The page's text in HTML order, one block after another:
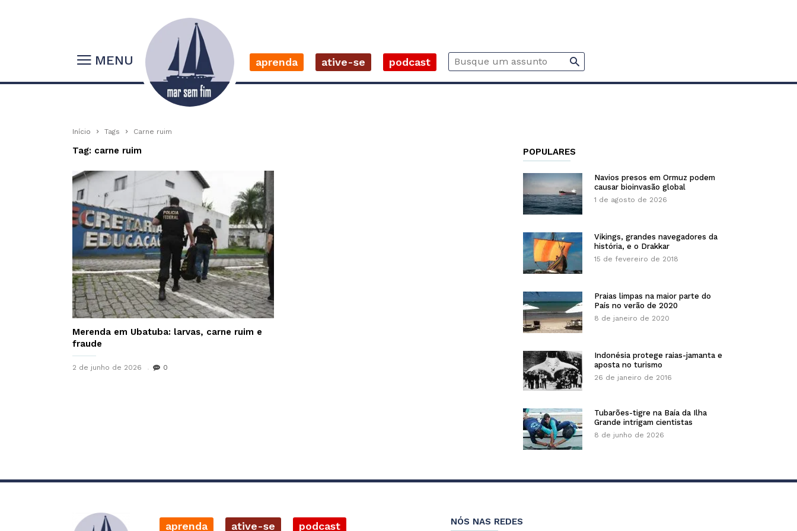
MENU aprenda ative-se podcast
Início Tags Carne ruim
Tag: carne ruim
Merenda em Ubatuba: larvas, carne ruim e
fraude
2 de junho de 2026 0
POPULARES
Navios presos em Ormuz podem
causar bioinvasão global
1 de agosto de 2026
Vikings, grandes navegadores da
história, e o Drakkar
15 de fevereiro de 2018
Praias limpas na maior parte do
País no verão de 2020
8 de janeiro de 2020
Indonésia protege raias-jamanta e
aposta no turismo
26 de janeiro de 2016
Tubarões-tigre na Baía da Ilha
Grande intrigam cientistas
8 de junho de 2026
aprenda ative-se podcast NÓS NAS REDES